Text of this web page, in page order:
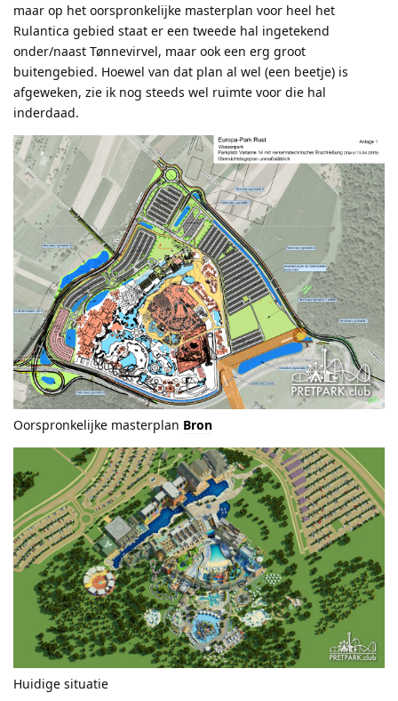
maar op het oorspronkelijke masterplan voor heel het
Rulantica gebied staat er een tweede hal ingetekend
onder/naast Tønnevirvel, maar ook een erg groot
buitengebied. Hoewel van dat plan al wel (een beetje) is
afgeweken, zie ik nog steeds wel ruimte voor die hal
inderdaad.
Oorspronkelijke masterplan Bron
Huidige situatie